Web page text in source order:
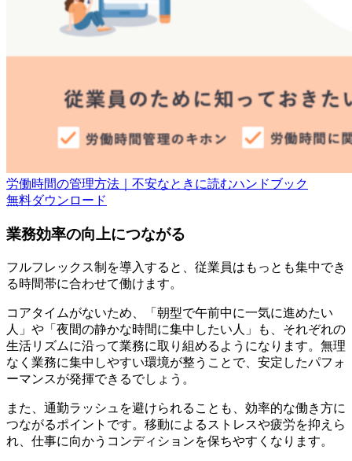
労働時間の管理方法｜不安なときに読むハンドブック
無料ダウンロード
業務効率の向上につながる
フルフレックス制を導入すると、従業員はもっとも集中でき
る時間帯に合わせて働けます。
コアタイムがないため、「朝型で午前中に一気に進めたい
人」や「夜間の静かな時間に集中したい人」も、それぞれの
生活リズムに沿って業務に取り組めるようになります。無理
なく業務に集中しやすい環境が整うことで、安定したパフォ
ーマンスが発揮できるでしょう。
また、通勤ラッシュを避けられることも、効率的な働き方に
つながるポイントです。移動によるストレスや疲労を抑えら
れ、仕事に向かうコンディションを保ちやすくなります。